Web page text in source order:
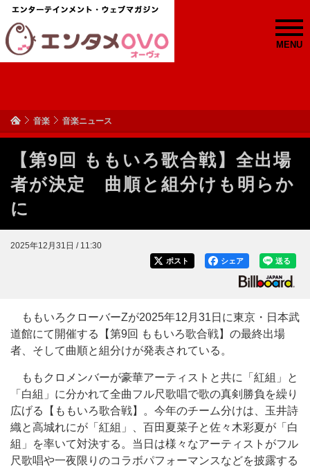
MENU
音楽 音楽ニュース
【第9回 ももいろ歌合戦】全出場
者が決定 曲順と組分けも明らか
に
2025年12月31日 / 11:30
送る
シェア
ポスト
ももいろクローバーZが2025年12月31日に東京・日本武
道館にて開催する【第9回 ももいろ歌合戦】の最終出場
者、そして曲順と組分けが発表されている。
ももクロメンバーが豪華アーティストと共に「紅組」と
「白組」に分かれて全曲フル尺歌唱で歌の真剣勝負を繰り
広げる【ももいろ歌合戦】。今年のチーム分けは、玉井詩
織と高城れにが「紅組」、百田夏菜子と佐々木彩夏が「白
組」を率いて対決する。当日は様々なアーティストがフル
尺歌唱や一夜限りのコラボパフォーマンスなどを披露する